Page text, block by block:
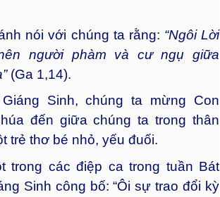
nói với chúng ta rằng: “Ngôi Lời
người phàm và cư ngụ giữa
(Ga 1,14).
Sinh, chúng ta mừng Con
đến giữa chúng ta trong thân
trẻ thơ bé nhỏ, yếu đuối.
trong các điệp ca trong tuần Bát
Sinh công bố: “Ôi sự trao đổi kỳ